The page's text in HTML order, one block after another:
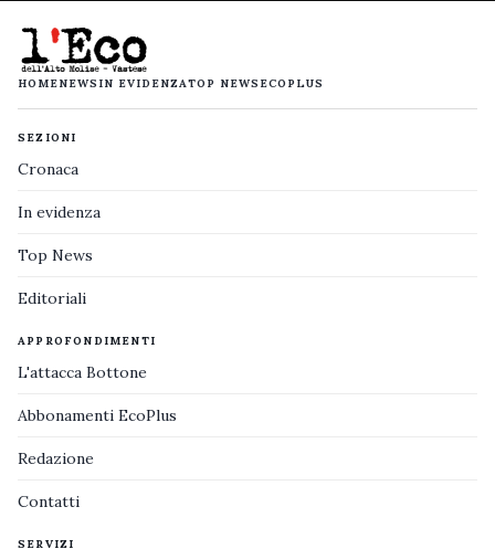
HOMENEWS IN EVIDENZATOP NEWS ECOPLUS
SEZIONI
Cronaca
In evidenza
Top News
Editoriali
APPROFONDIMENTI
L'attacca Bottone
Abbonamenti EcoPlus
Redazione
Contatti
SERVIZI